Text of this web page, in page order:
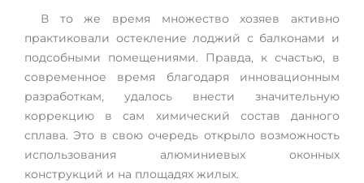
В то же время множество хозяев активно
практиковали остекление лоджий с балконами и
подсобными помещениями. Правда, к счастью, в
современное время благодаря инновационным
разработкам, удалось внести значительную
коррекцию в сам химический состав данного
сплава. Это в свою очередь открыло возможность
использования алюминиевых оконных
конструкций и на площадях жилых.